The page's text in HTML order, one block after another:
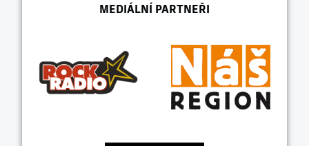
MEDIÁLNÍ PARTNEŘI